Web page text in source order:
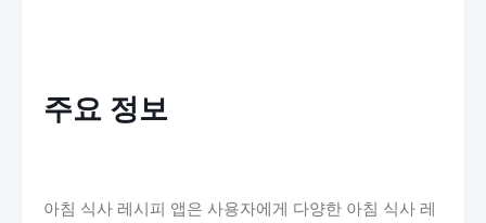
주요 정보
아침 식사 레시피 앱은 사용자에게 다양한 아침 식사 레